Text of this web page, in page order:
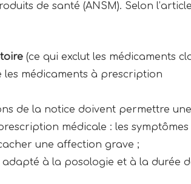
de santé (ANSM). Selon l’article
(ce qui exclut les médicaments
les médicaments à prescription
de la notice doivent permettre une
médicale : les symptômes
une affection grave ;
à la posologie et à la durée